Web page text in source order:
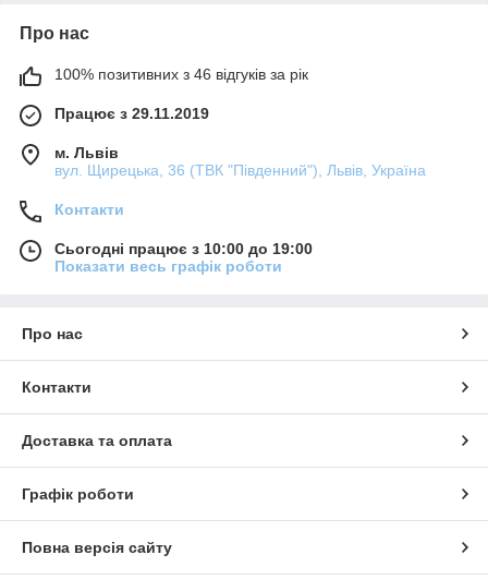
Про нас
100% позитивних з 46 відгуків за рік
Працює з 29.11.2019
м. Львів
вул. Щирецька, 36 (ТВК "Південний"), Львів, Україна
Контакти
Сьогодні працює з 10:00 до 19:00
Показати весь графік роботи
Про нас
Контакти
Доставка та оплата
Графік роботи
Повна версія сайту